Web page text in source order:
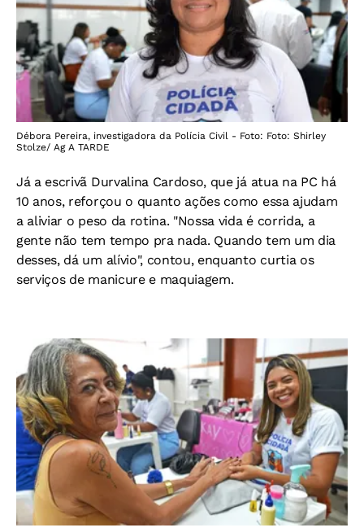
Débora Pereira, investigadora da Polícia Civil - Foto: Foto: Shirley
Stolze/ Ag A TARDE
Já a escrivã Durvalina Cardoso, que já atua na PC há
10 anos, reforçou o quanto ações como essa ajudam
a aliviar o peso da rotina. "Nossa vida é corrida, a
gente não tem tempo pra nada. Quando tem um dia
desses, dá um alívio", contou, enquanto curtia os
serviços de manicure e maquiagem.